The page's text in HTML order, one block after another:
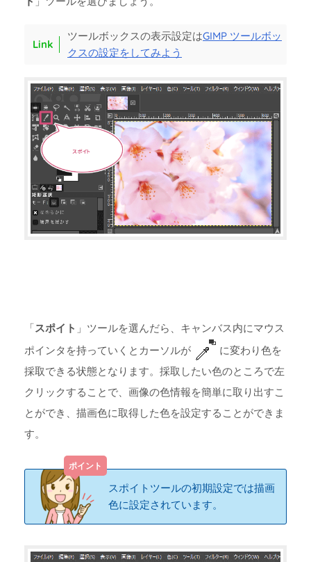
ツールボックスの表示設定はGIMP ツールボッ
クスの設定をしてみよう
「スポイト 」ツールを選んだら、キャンバス内にマウス
ポインタを持っていくとカーソルが
に変わり色を
採取できる状態となります。採取したい色のところで左
クリックすることで、画像の色情報を簡単に取り出すこ
とができ、描画色に取得した色を設定することができま
す。
スポイトツールの初期設定では描画
色に設定されています。